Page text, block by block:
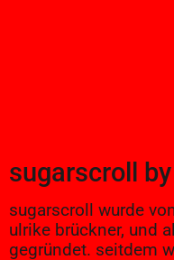
sugarscroll by
sugarscroll wurde
ulrike brückner, und
gegründet. seitdem